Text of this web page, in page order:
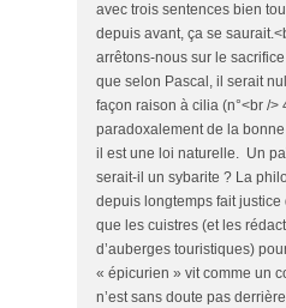
avec trois sentences bien
depuis avant, ça se
arrêtons-nous sur le
que selon Pascal, il serait
façon raison à cilia (n°<br />
paradoxalement de la
il est une loi naturelle. Un
serait-il un sybarite ? La
depuis longtemps fait justice
que les cuistres (et les
d’auberges touristiques)
« épicurien » vit comme un
n’est sans doute pas